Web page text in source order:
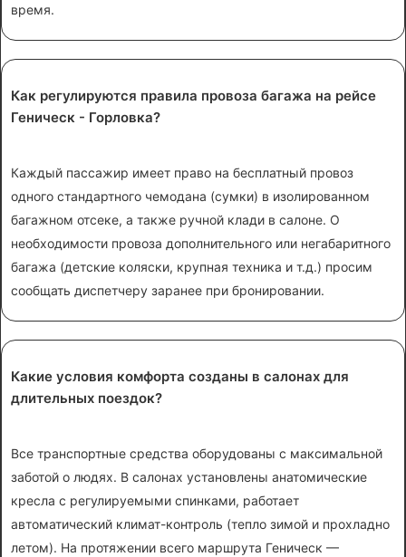
время.
Как регулируются правила провоза багажа на рейсе
Геническ - Горловка?
Каждый пассажир имеет право на бесплатный провоз
одного стандартного чемодана (сумки) в изолированном
багажном отсеке, а также ручной клади в салоне. О
необходимости провоза дополнительного или негабаритного
багажа (детские коляски, крупная техника и т.д.) просим
сообщать диспетчеру заранее при бронировании.
Какие условия комфорта созданы в салонах для
длительных поездок?
Все транспортные средства оборудованы с максимальной
заботой о людях. В салонах установлены анатомические
кресла с регулируемыми спинками, работает
автоматический климат-контроль (тепло зимой и прохладно
летом). На протяжении всего маршрута Геническ —